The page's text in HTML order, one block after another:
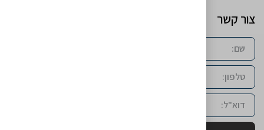
צור קשר